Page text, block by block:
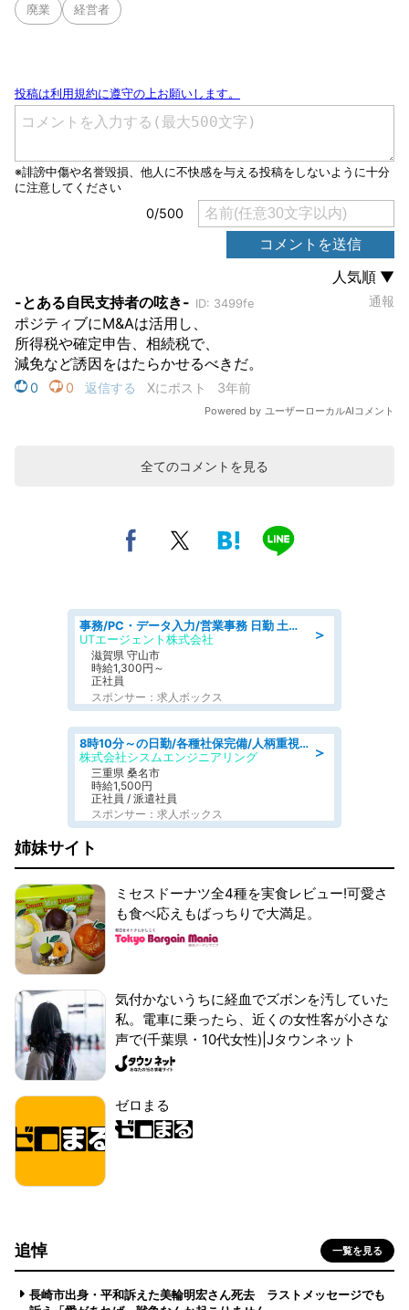
廃業 経営者
全てのコメントを見る
＞
事務/PC・データ入力/営業事務 日勤 土日休み 船舶用のエンジンを扱う会社 総合事務
UTエージェント株式会社
滋賀県 守山市
時給1,300円～
正社員
スポンサー：求人ボックス
＞
8時10分～の日勤/各種社保完備/人柄重視のため未経験OK/検査補助&事務補助/～50代前半活躍中
株式会社シスムエンジニアリング
三重県 桑名市
時給1,500円
正社員 / 派遣社員
スポンサー：求人ボックス
姉妹サイト
ミセスドーナツ全4種を実食レビュー!可愛さ
も食べ応えもばっちりで大満足。
気付かないうちに経血でズボンを汚していた
私。電車に乗ったら、近くの女性客が小さな
声で(千葉県・10代女性)|Jタウンネット
ゼロまる
追悼 一覧を見る
長崎市出身・平和訴えた美輪明宏さん死去 ラストメッセージでも